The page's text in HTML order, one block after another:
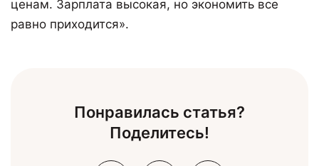
ценам. Зарплата высокая, но экономить все
равно приходится».
Понравилась статья?
Поделитесь!